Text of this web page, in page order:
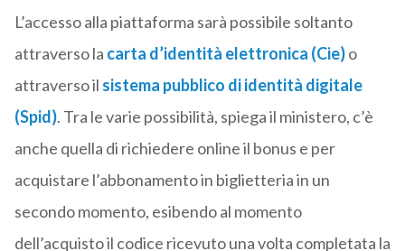
L’accesso alla piattaforma sarà possibile soltanto
attraverso la carta d’identità elettronica (Cie)o
attraverso il sistema pubblico di identità digitale
(Spid). Tra le varie possibilità, spiega il ministero, c’è
anche quella di richiedere online il bonus e per
acquistare l’abbonamento in biglietteria in un
secondo momento, esibendo al momento
dell’acquisto il codice ricevuto una volta completata la